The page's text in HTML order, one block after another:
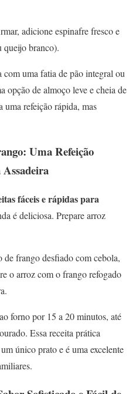
adicione espinafre fresco e
queijo branco).
uma fatia de pão integral ou
opção de almoço leve e cheia de
uma refeição rápida, mas
Uma Refeição
fáceis e rápidas para
é deliciosa. Prepare arroz
frango desfiado com cebola,
o arroz com o frango refogado
forno por 15 a 20 minutos, até
Essa receita prática
único prato e é uma excelente